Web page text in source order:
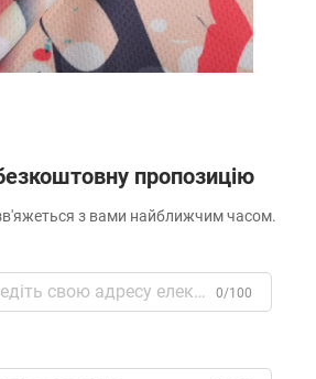
пропозицію
з вами найближчим часом.
0/100